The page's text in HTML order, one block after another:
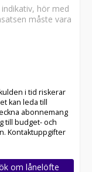
hör med
måste vara
i tid riskerar
kan leda till
abonnemang
till budget- och
Kontaktuppgifter
om lånelöfte